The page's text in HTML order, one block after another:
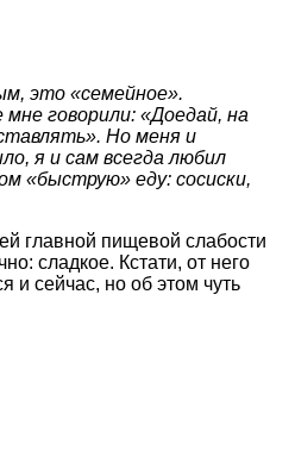
это «семейное».
говорили: «Доедай, на
Но меня и
я и сам всегда любил
«быструю» еду: сосиски,
главной пищевой слабости
сладкое. Кстати, от него
и сейчас, но об этом чуть